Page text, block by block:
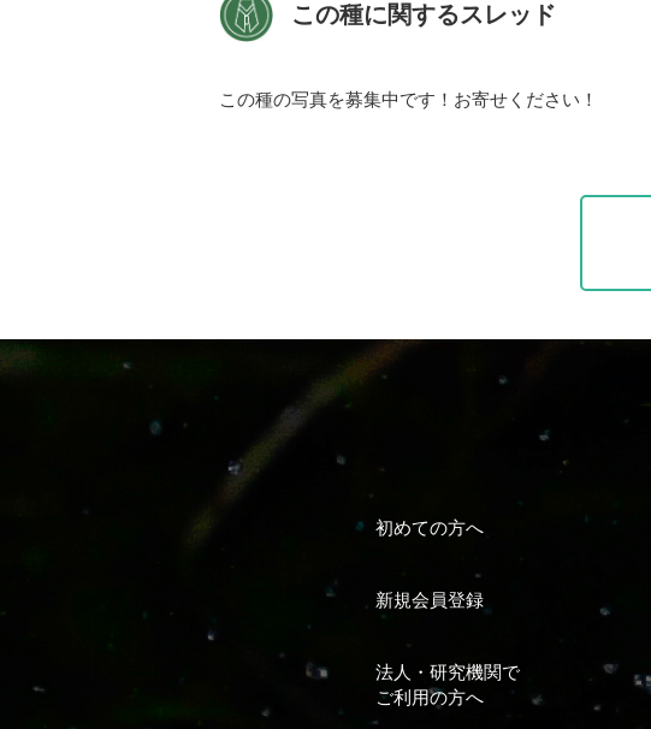
この種に関するスレッド
この種の写真を募集中です！お寄せください！
初めての方へ
新規会員登録
法人・研究機関で
ご利用の方へ